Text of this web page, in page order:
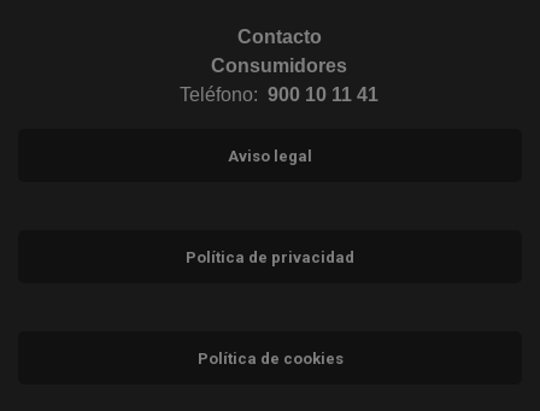
Contacto
Consumidores
Teléfono: 900 10 11 41
Aviso legal
Política de privacidad
Política de cookies